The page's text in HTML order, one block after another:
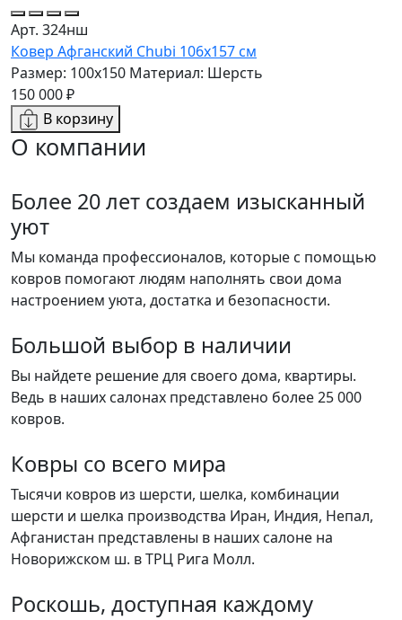
Арт. 324нш
Ковер Афганский Chubi 106x157 см
Размер: 100x150 Материал: Шерсть
150 000 ₽
В корзину
О компании
Более 20 лет создаем изысканный
уют
Мы команда профессионалов, которые с помощью
ковров помогают людям наполнять свои дома
настроением уюта, достатка и безопасности.
Большой выбор в наличии
Вы найдете решение для своего дома, квартиры.
Ведь в наших салонах представлено более 25 000
ковров.
Ковры со всего мира
Тысячи ковров из шерсти, шелка, комбинации
шерсти и шелка производства Иран, Индия, Непал,
Афганистан представлены в наших салоне на
Новорижском ш. в ТРЦ Рига Молл.
Роскошь, доступная каждому